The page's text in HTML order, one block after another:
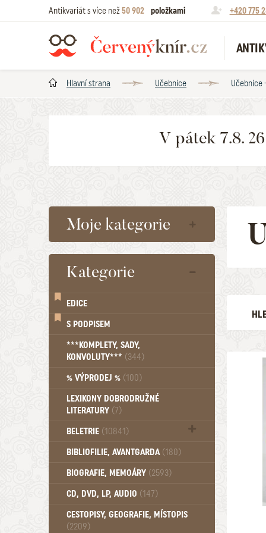
Antikvariát s více než50 902 položkami +420 775
Hlavní strana Učebnice Učebnice
V pátek 7.8.
Moje kategorie
Kategorie
EDICE
S PODPISEM
***KOMPLETY, SADY,
KONVOLUTY*** (344)
% VÝPRODEJ % (100)
LEXIKONY DOBRODRUŽNÉ
LITERATURY (7)
BELETRIE (10841)
Beletrie - Historická (1388)
Beletrie - Povídky (1757)
Beletrie - Válečné romány (489)
Beletrie - Ženské a dívčí romány
(1522)
BIBLIOFILIE, AVANTGARDA (180)
BIOGRAFIE, MEMOÁRY (2593)
CD, DVD, LP, AUDIO (147)
CESTOPISY, GEOGRAFIE, MÍSTOPIS
(2209)
VYDÁNO